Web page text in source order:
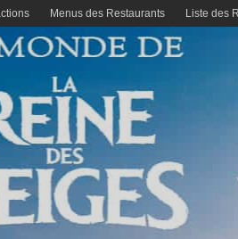
Menus des Restaurants Liste des